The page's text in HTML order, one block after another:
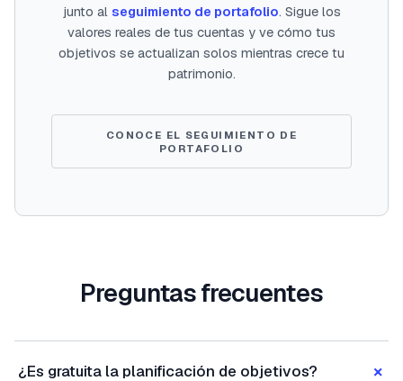
junto al seguimiento de portafolio. Sigue los
valores reales de tus cuentas y ve cómo tus
objetivos se actualizan solos mientras crece tu
patrimonio.
CONOCE EL SEGUIMIENTO DE
PORTAFOLIO
Preguntas frecuentes
¿Es gratuita la planificación de objetivos? +